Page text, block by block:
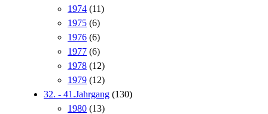
1974 (11)
1975 (6)
1976 (6)
1977 (6)
1978 (12)
1979 (12)
32. - 41.Jahrgang (130)
1980 (13)